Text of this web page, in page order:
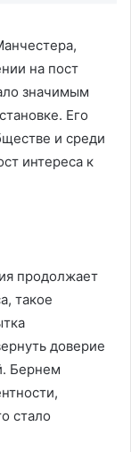
на пост
значимым
Его
и среди
интереса к
продолжает
такое
доверие
Бернем
стало